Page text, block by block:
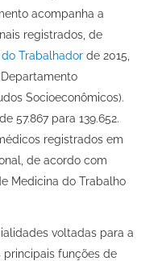
acompanha a
registrados, de
Trabalhadorde 2015,
Socioeconômicos).
57.867 para 139.652.
registrados em
de acordo com
Medicina do Trabalho
voltadas para a
principais funções de